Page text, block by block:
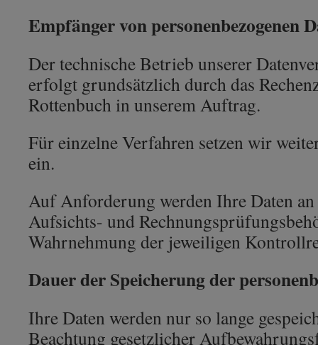
Empfänger von personenbezogenen
Der technische Betrieb unserer
erfolgt grundsätzlich durch das
Rottenbuch in unserem Auftrag.
Für einzelne Verfahren setzen wir
ein.
Auf Anforderung werden Ihre Daten
Aufsichts- und
Wahrnehmung der jeweiligen
Dauer der Speicherung der
Ihre Daten werden nur so lange
Beachtung gesetzlicher